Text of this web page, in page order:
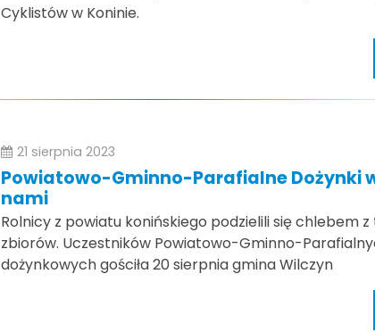
Cyklistów w Koninie.
21 sierpnia 2023
Powiatowo-Gminno-Parafialne Dożynki
nami
Rolnicy z powiatu konińskiego podzielili się chlebem
zbiorów. Uczestników Powiatowo-Gminno-
dożynkowych gościła 20 sierpnia gmina Wilczyn